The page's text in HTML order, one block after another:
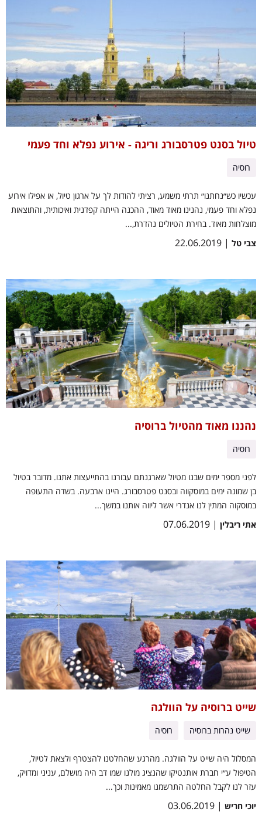
טיול בסנט פטרסבורג וריגה - אירוע נפלא וחד פעמי
רוסיה
עכשיו כש״נחתנו״ תרתי משמע, רציתי להודות לך על ארגון טיול, או אפילו אירוע
נפלא וחד פעמי, נהנינו מאוד מאוד, ההכנה הייתה קפדנית ואיכותית, והתוצאות
מוצלחות מאוד. בחירת הטיולים נהדרת,...
צבי טל | 22.06.2019
נהננו מאוד מהטיול ברוסיה
רוסיה
לפני מספר ימים שבנו מטיול שארגנתם עבורנו בהתייעצות אתנו. מדובר בטיול
בן שמונה ימים במוסקווה ובסנט פטרסבורג. היינו ארבעה. בשדה התעופה
במוסקוה המתין לנו אנדרי אשר ליווה אותנו במשך...
אתי ריבלין | 07.06.2019
שייט ברוסיה על הוולגה
שייט נהרות ברוסיה רוסיה
המסלול היה שייט על הוולגה. מהרגע שהחלטנו להצטרף ולצאת לטיול,
הטיפול ע״י חברת אותנטיקו שהנציג מולנו שמו דב היה מושלם, עניני ומדויק,
עזר לנו לקבל החלטה התרשמנו מאמינות וכך...
יוכי חריש | 03.06.2019